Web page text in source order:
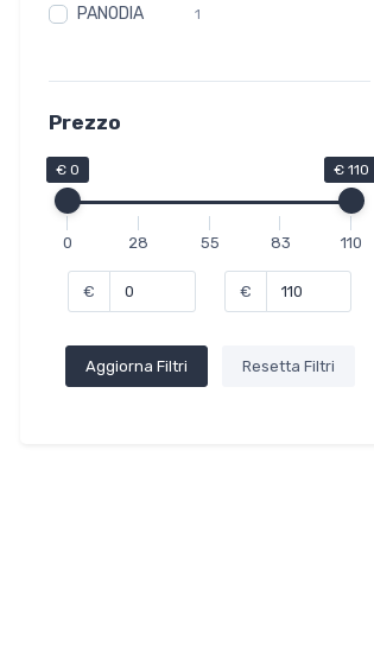
PANODIA 1
Prezzo
€ 0 € 110
0 28 55 83 110
€ €
Aggiorna Filtri Resetta Filtri